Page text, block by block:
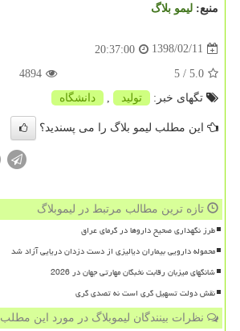
منبع: لیمو بلاگ
1398/02/11
20:37:00
5.0
/ 5
4894
تگهای خبر:
تولید دانشگاه
این مطلب لیمو بلاگ را می پسندید؟
تازه ترین مطالب مرتبط در لیموبلاگ
طرز نگهداری صحیح داروها در گرمای عراق
محموله دارویی بیماران دیالیزی از دست دزدان دریایی آزاد شد
شانگهای میزبان رقابت نخبگان مهارتی جهان در 2026
نقش دولت تسهیل گری است نه تصدی گری
نظرات بینندگان لیموبلاگ در مورد این مطلب